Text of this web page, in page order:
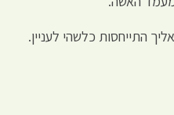
התייחסות כלשהי לעניין.